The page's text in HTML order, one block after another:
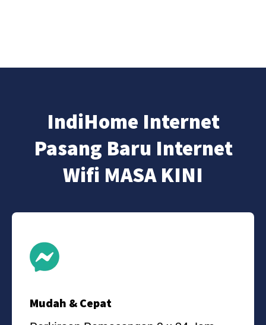
IndiHome Internet
Pasang Baru Internet
Wifi MASA KINI
Mudah & Cepat